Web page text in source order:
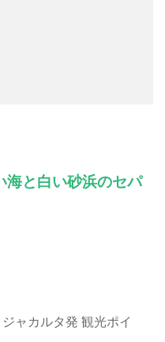
海と白い砂浜のセパ
ャカルタ発 観光ポイ